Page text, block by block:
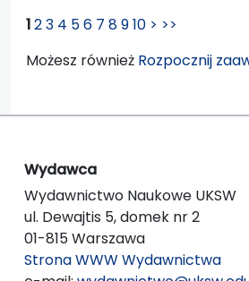
123 4 56 7 8910 > >>
Możesz również Rozpocznij
Wydawca
Wydawnictwo Naukowe UKSW
ul. Dewajtis 5, domek nr 2
01-815 Warszawa
Strona WWW Wydawnictwa